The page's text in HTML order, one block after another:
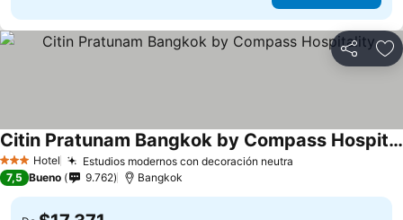
Compartir
3 Estrellas
Hotel Estudios modernos con decoración neutra
Citin Pratunam Bangkok by Compass Hospitality
7,5 Bueno 9.762 Bangkok